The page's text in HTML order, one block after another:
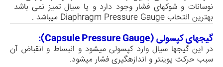
نوسانات و شوکهای فشار وجود دارد و یا سیال تمیز نمی باشد
بهترین انتخاب Diaphragm Pressure Gauge میباشد .
گیجهای کپسولی (Capsule Pressure Gauge):
در این گیج­ها سیال وارد کپسولی می­شود و انبساط و انقباض آن
سبب حرکت پوینتر و اندازه­گیری فشار می­شود.